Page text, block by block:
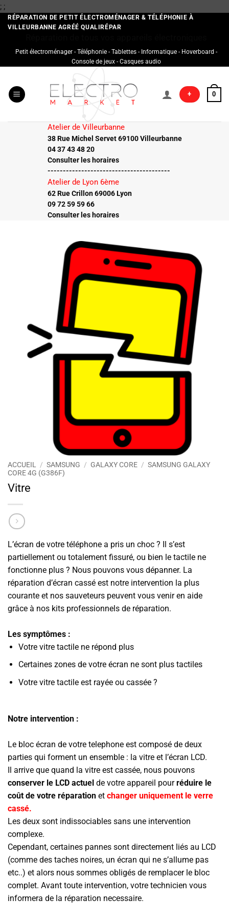
; ;Passer
au
contenu
RÉPARATION DE PETIT ÉLECTROMÉNAGER & TÉLÉPHONIE À
VILLEURBANNE AGRÉÉ QUALIRÉPAR
Petit électroménager - Téléphonie - Tablettes - Informatique - Hoverboard -
Console de jeux - Casques audio
+ 0
Atelier de Villeurbanne
38 Rue Michel Servet 69100 Villeurbanne
04 37 43 48 20
Consulter les horaires
----------------------------------------
Atelier de Lyon 6ème
62 Rue Crillon 69006 Lyon
09 72 59 59 66
Consulter les horaires
ACCUEIL / SAMSUNG / GALAXY CORE / SAMSUNG GALAXY
CORE 4G (G386F)
Vitre
L’écran de votre téléphone a pris un choc ? Il s’est
partiellement ou totalement fissuré, ou bien le tactile ne
fonctionne plus ? Nous pouvons vous dépanner. La
réparation d’écran cassé est notre intervention la plus
courante et nos sauveteurs peuvent vous venir en aide
grâce à nos kits professionnels de réparation.
Les symptômes :
Votre vitre tactile ne répond plus
Certaines zones de votre écran ne sont plus tactiles
Votre vitre tactile est rayée ou cassée ?
Notre intervention :
Le bloc écran de votre telephone est composé de deux
parties qui forment un ensemble : la vitre et l’écran LCD.
Il arrive que quand la vitre est cassée, nous pouvons
conserver le LCD actuel de votre appareil pourréduire le
coût de votre réparation et changer uniquement le verre
cassé.
Les deux sont indissociables sans une intervention
complexe.
Cependant, certaines pannes sont directement liés au LCD
(comme des taches noires, un écran qui ne s’allume pas
etc..) et alors nous sommes obligés de remplacer le bloc
complet. Avant toute intervention, votre technicien vous
informera de la réparation necessaire.